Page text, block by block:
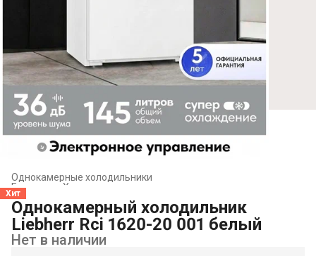
Однокамерные холодильники
Холодильники и морозильники
Главная
Хит
Однокамерный холодильник
Liebherr Rci 1620-20 001 белый
Нет в наличии